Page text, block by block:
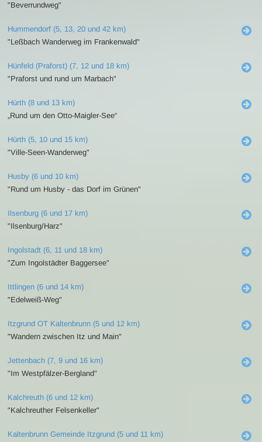
"Beverrundweg"
Hummendorf (5, 13, 20 und 42 km)
"Leßbach Wanderweg im Frankenwald"
Hünfeld (Praforst) (7, 12 und 18 km)
"Praforst und rund um Marbach"
Hürth (8 und 13 km)
„Rund um den Otto-Maigler-See“
Hürth (5, 10 und 15 km)
"Ville-Seen-Wanderweg"
Husby (6 und 10 km)
"Rund um Husby - das Dorf im Grünen"
Ilsenburg (6 und 17 km)
"Ilsenburg/Harz"
Ingolstadt (6, 11 und 18 km)
"Zum Ingolstädter Baggersee"
Ittlingen (6 und 14 km)
"Edelweiß-Weg"
Itzgrund OT Kaltenbrunn (5 und 12 km)
"Wandern zwischen Itz und Main"
Jettenbach (7, 9 und 16 km)
"Im Westpfälzer-Bergland"
Kalchreuth (6 und 12 km)
"Kalchreuther Felsenkeller"
Kaltenbrunn Gemeinde Itzgrund (5 und 11 km)